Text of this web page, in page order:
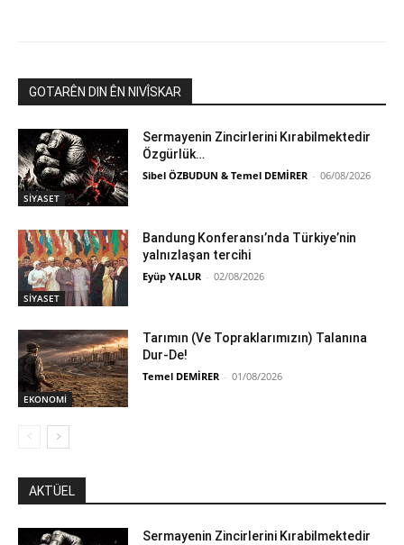
GOTARÊN DIN ÊN NIVÎSKAR
SİYASET
Sermayenin Zincirlerini Kırabilmektedir
Özgürlük…
Sibel ÖZBUDUN & Temel DEMİRER - 06/08/2026
SİYASET
Bandung Konferansı’nda Türkiye’nin
yalnızlaşan tercihi
Eyüp YALUR - 02/08/2026
EKONOMİ
Tarımın (Ve Topraklarımızın) Talanına
Dur-De!
Temel DEMİRER - 01/08/2026
AKTÜEL
Sermayenin Zincirlerini Kırabilmektedir